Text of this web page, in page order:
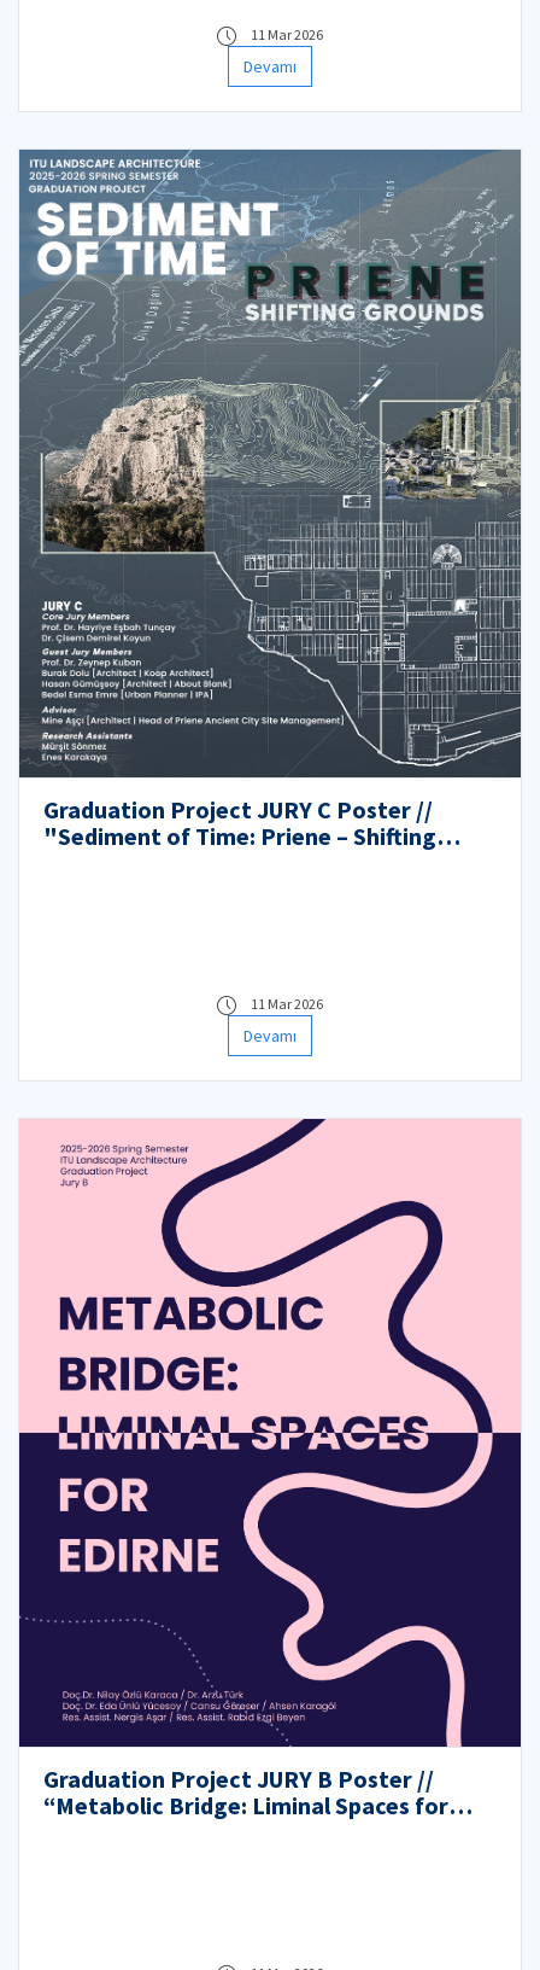
sahipliğinde 15-16 Mayıs 2026 tarihleri arasında
Taşkışla Kampüsü'nde gerçekleştirilecektir.
11 Mar 2026
Devamı
Graduation Project JURY C Poster //
"Sediment of Time: Priene – Shifting
11 Mar 2026
Devamı
Graduation Project JURY B Poster //
“Metabolic Bridge: Liminal Spaces for